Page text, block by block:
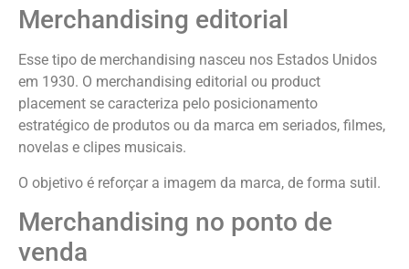
Merchandising editorial
Esse tipo de merchandising nasceu nos Estados Unidos
em 1930. O merchandising editorial ou product
placement se caracteriza pelo posicionamento
estratégico de produtos ou da marca em seriados, filmes,
novelas e clipes musicais.
O objetivo é reforçar a imagem da marca, de forma sutil.
Merchandising no ponto de
venda